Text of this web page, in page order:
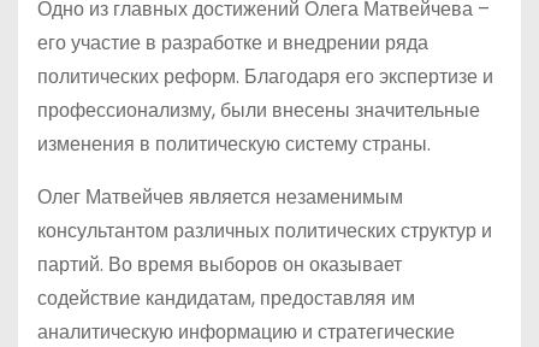
Одно из главных достижений Олега Матвейчева –
его участие в разработке и внедрении ряда
политических реформ. Благодаря его экспертизе и
профессионализму, были внесены значительные
изменения в политическую систему страны.
Олег Матвейчев является незаменимым
консультантом различных политических структур и
партий. Во время выборов он оказывает
содействие кандидатам, предоставляя им
аналитическую информацию и стратегические